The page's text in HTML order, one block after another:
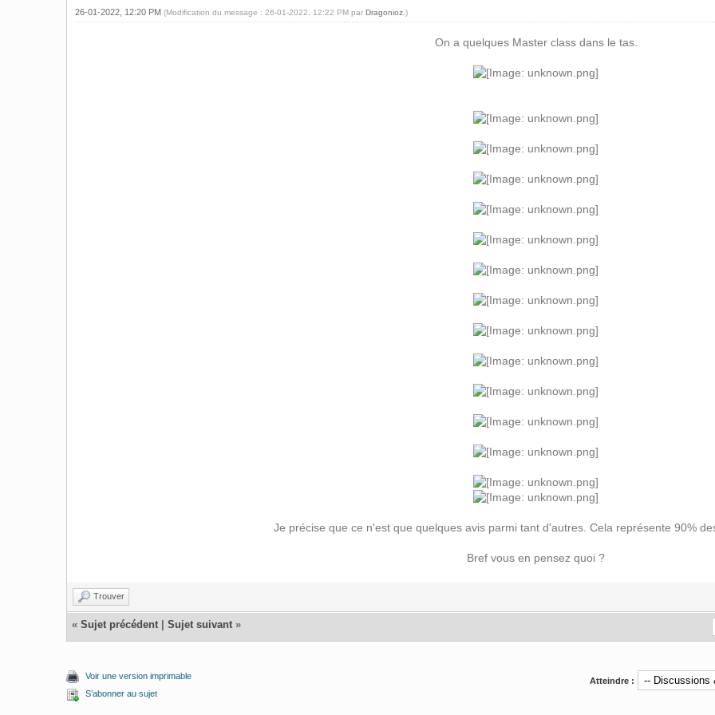
26-01-2022, 12:20 PM (Modification du message : 26-01-2022, 12:22 PM par Dragonioz.)
On a quelques Master class dans le tas.
Je précise que ce n'est que quelques avis parmi tant d'autres. Cela représente 90%
Bref vous en pensez quoi ?
Trouver
« Sujet précédent| Sujet suivant»
Voir une version imprimable
S’abonner au sujet
Atteindre :